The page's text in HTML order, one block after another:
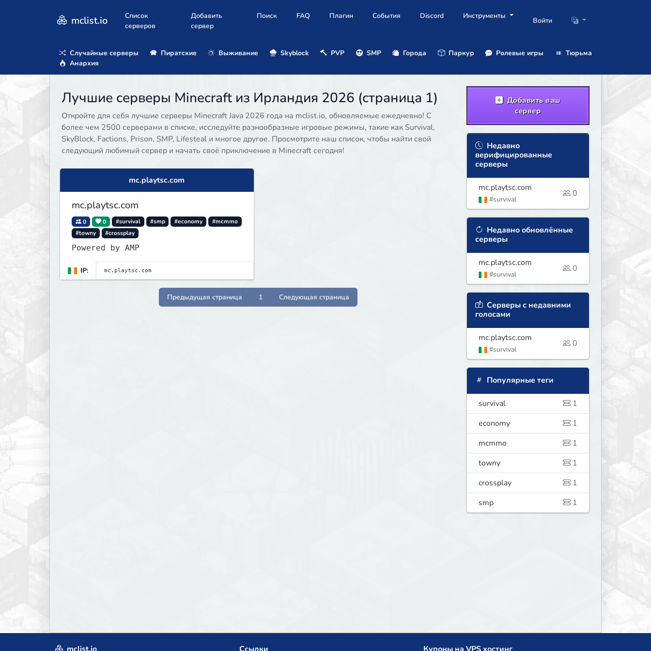
mclist.io
Список
серверов
Добавить
сервер
Поиск FAQ Плагин События Discord Инструменты
Войти
Случайные серверы Пиратские Выживание Skyblock PVP SMP Города Паркур Ролевые игры
Тюрьма
Анархия
Лучшие серверы Minecraft из Ирландия 2026 (страница 1)
Откройте для себя лучшие серверы Minecraft Java 2026 года на mclist.io, обновляемые ежедневно! С
более чем 2500 серверами в списке, исследуйте разнообразные игровые режимы, такие как Survival,
SkyBlock, Factions, Prison, SMP, Lifesteal и многое другое. Просмотрите наш список, чтобы найти свой
следующий любимый сервер и начать своё приключение в Minecraft сегодня!
mc.playtsc.com
mc.playtsc.com
0 0 #survival #smp #economy
#mcmmo
#towny
#crossplay
Powered by AMP
IP:
Предыдущая страница 1 Следующая страница
Добавить ваш
сервер
Недавно
верифицированные
серверы
mc.playtsc.com
#survival
0
Недавно обновлённые
серверы
mc.playtsc.com
#survival
0
Серверы с недавними
голосами
mc.playtsc.com
#survival
0
Популярные теги
survival
1
economy
1
mcmmo
1
towny
1
crossplay
1
smp
1